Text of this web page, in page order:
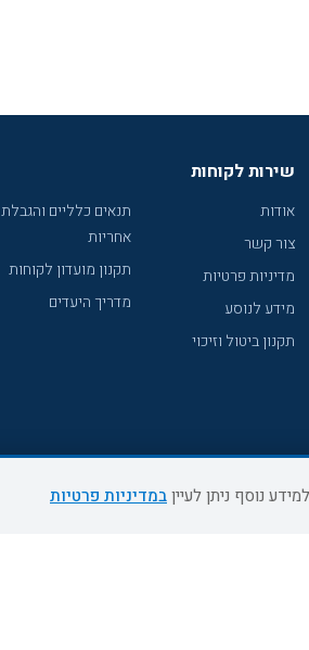
שירות לקוחות
אודות
צור קשר
מדיניות פרטיות
מידע לנוסע
תקנון ביטול וזיכוי
תנאים כלליים והגבלת
אחריות
תקנון מועדון לקוחות
מדריך היעדים
במדיניות פרטיות